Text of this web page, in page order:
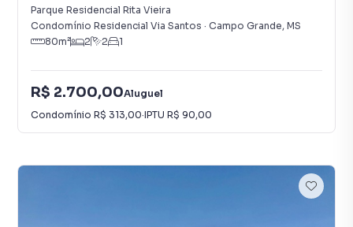
Residencial Rita Vieira
Parque Residencial Rita Vieira
Condomínio Residencial Via Santos · Campo Grande, MS
80m² 2 2 1
R$ 2.700,00Aluguel
Condomínio R$ 313,00·IPTU R$ 90,00